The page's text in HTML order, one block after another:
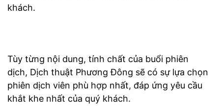
khách.
Tùy từng nội dung, tính chất của buổi phiên
dịch, Dịch thuật Phương Đông sẽ có sự lựa chọn
phiên dịch viên phù hợp nhất, đáp ứng yêu cầu
khắt khe nhất của quý khách.